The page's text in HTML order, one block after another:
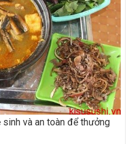
và an toàn để thưởng